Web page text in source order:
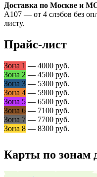
Доставка по Москве и
А107 — от 4 слэбов без
листу.
Прайс-лист
Зона 1 — 4000 руб.
Зона 2 — 4500 руб.
Зона 3 — 5300 руб.
Зона 4 — 5900 руб.
Зона 5 — 6500 руб.
Зона 6 — 7100 руб.
Зона 7 — 7700 руб.
Зона 8 — 8300 руб.
Карты по зонам